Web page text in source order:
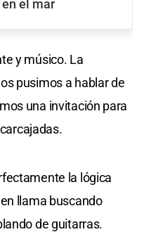
el mar
y músico. La
pusimos a hablar de
una invitación para
la lógica
llama buscando
de guitarras.